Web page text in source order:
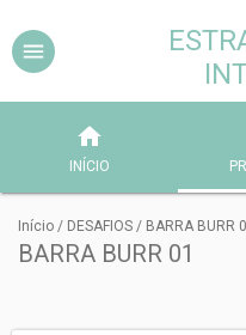
INÍCIO
Início / DESAFIOS / BARRA BURR
BARRA BURR 01